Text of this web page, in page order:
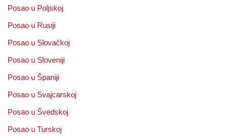
Posao u Poljskoj
Posao u Rusiji
Posao u Slovačkoj
Posao u Sloveniji
Posao u Španiji
Posao u Svajcarskoj
Posao u Švedskoj
Posao u Turskoj